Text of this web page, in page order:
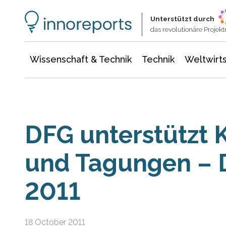
Unterstützt durch
das revolutionäre
Wissenschaft & Technik Technik
DFG unterstützt
und Tagungen –
2011
18 October 2011